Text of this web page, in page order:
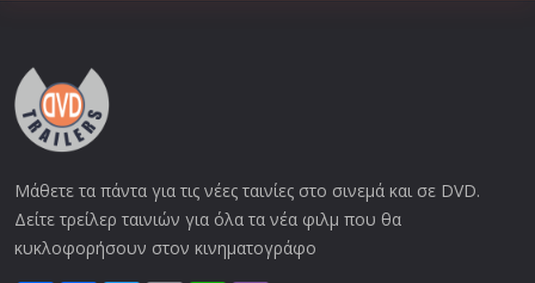
Μάθετε τα πάντα για τις νέες ταινίες στο σινεμά και σε DVD.
Δείτε τρείλερ ταινιών για όλα τα νέα φιλμ που θα
κυκλοφορήσουν στον κινηματογράφο